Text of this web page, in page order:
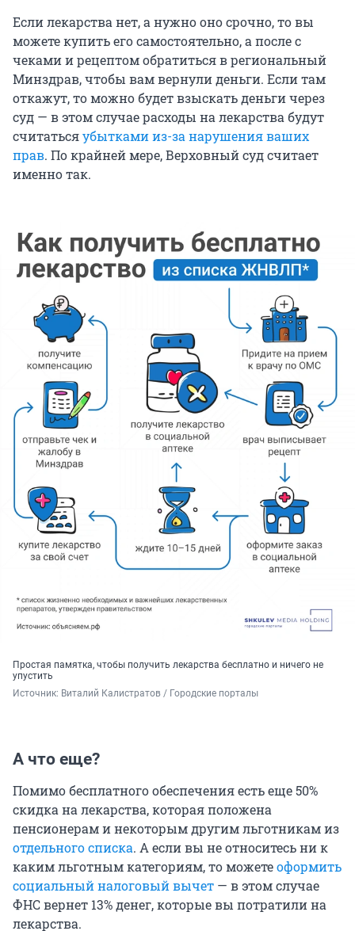
Если лекарства нет, а нужно оно срочно, то вы
можете купить его самостоятельно, а после с
чеками и рецептом обратиться в региональный
Минздрав, чтобы вам вернули деньги. Если там
откажут, то можно будет взыскать деньги через
суд — в этом случае расходы на лекарства будут
считатьсяубытками из-за нарушения ваших
прав. По крайней мере, Верховный суд считает
именно так.
Простая памятка, чтобы получить лекарства бесплатно и ничего не
упустить
Источник: Виталий Калистратов / Городские порталы
А что еще?
Помимо бесплатного обеспечения есть еще 50%
скидка на лекарства, которая положена
пенсионерам и некоторым другим льготникам из
отдельного списка. А если вы не относитесь ни к
каким льготным категориям, то можетеоформить
социальный налоговый вычет — в этом случае
ФНС вернет 13% денег, которые вы потратили на
лекарства.